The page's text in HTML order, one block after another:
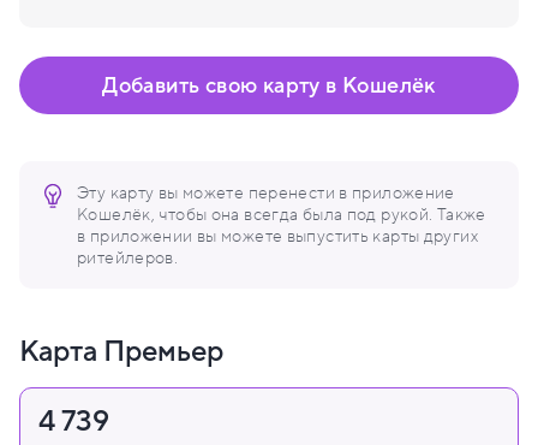
Эту карту вы можете перенести в приложение
Кошелёк, чтобы она всегда была под рукой. Также
в приложении вы можете выпустить карты других
ритейлеров.
Добавить свою карту в Кошелёк
Карта Премьер
4 739